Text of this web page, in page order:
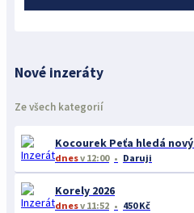
Nové inzeráty
Ze všech kategorií
Kocourek Peťa hledá
dnesv 12:00 Daruji
Korely 2026
dnesv 11:52 450 Kč